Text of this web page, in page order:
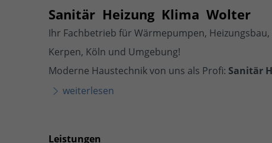
Sanitär Heizung Klima Wolter
Ihr Fachbetrieb für Wärmepumpen,
Kerpen, Köln und Umgebung!
Moderne Haustechnik von uns als Profi: Sanitär
weiterlesen
Leistungen